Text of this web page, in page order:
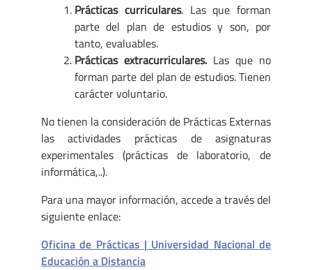
Prácticas curriculares. Las que forman
parte del plan de estudios y son, por
tanto, evaluables.
Prácticas extracurriculares. Las que no
forman parte del plan de estudios. Tienen
carácter voluntario.
No tienen la consideración de Prácticas Externas
las actividades prácticas de asignaturas
experimentales (prácticas de laboratorio, de
informática,..).
Para una mayor información, accede a través del
siguiente enlace:
Oficina de Prácticas | Universidad Nacional de
Educación a Distancia